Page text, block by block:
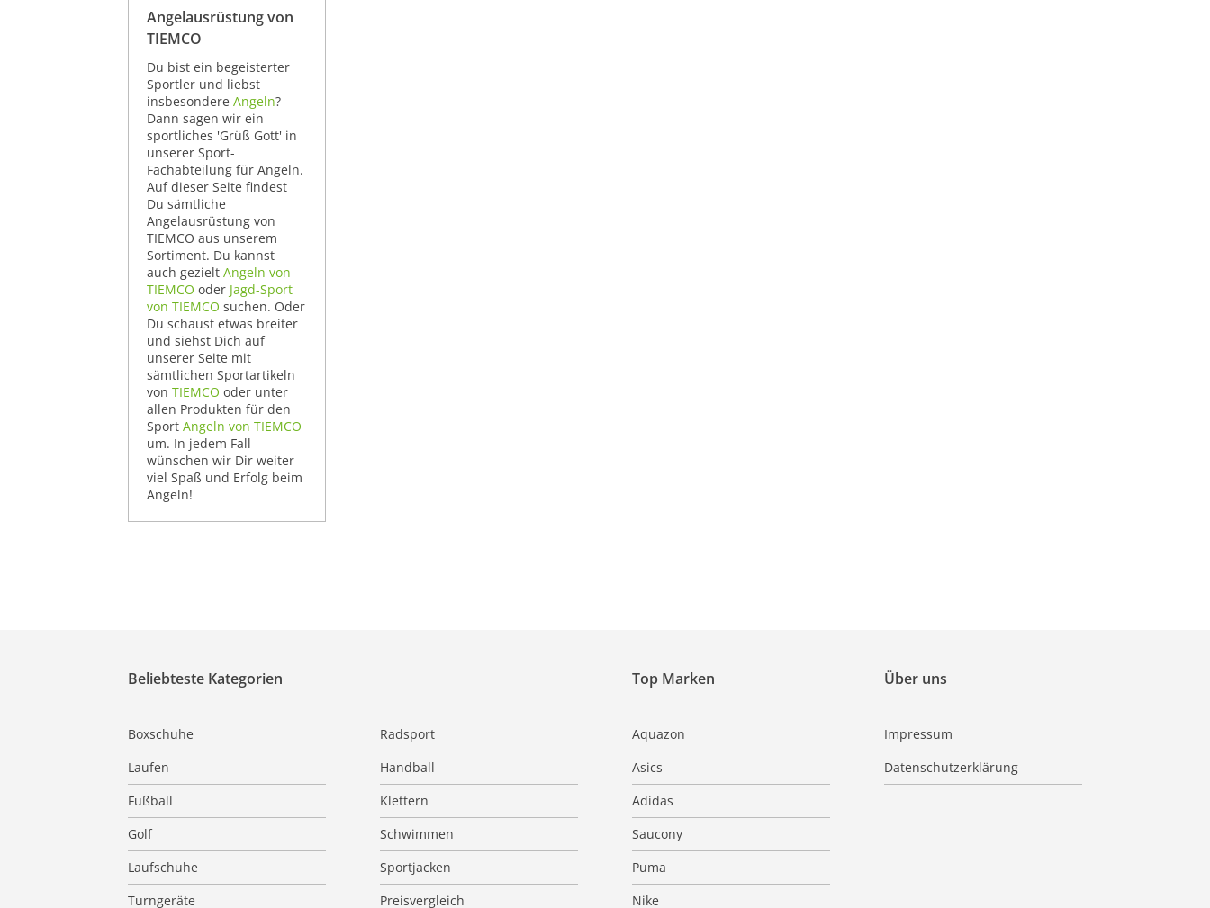
Angelausrüstung von
TIEMCO
Du bist ein begeisterter
Sportler und liebst
insbesondere Angeln?
Dann sagen wir ein
sportliches 'Grüß Gott' in
unserer Sport-
Fachabteilung für Angeln.
Auf dieser Seite findest
Du sämtliche
Angelausrüstung von
TIEMCO aus unserem
Sortiment. Du kannst
auch gezielt Angeln von
TIEMCO oder Jagd-Sport
von TIEMCO suchen. Oder
Du schaust etwas breiter
und siehst Dich auf
unserer Seite mit
sämtlichen Sportartikeln
von TIEMCO oder unter
allen Produkten für den
Sport Angeln von TIEMCO
um. In jedem Fall
wünschen wir Dir weiter
viel Spaß und Erfolg beim
Angeln!
Über uns
Impressum
Datenschutzerklärung
Beliebteste Kategorien
Boxschuhe
Radsport
Laufen
Handball
Fußball
Klettern
Golf
Schwimmen
Laufschuhe
Sportjacken
Turngeräte
Preisvergleich
Top Marken
Aquazon
Asics
Adidas
Saucony
Puma
Nike